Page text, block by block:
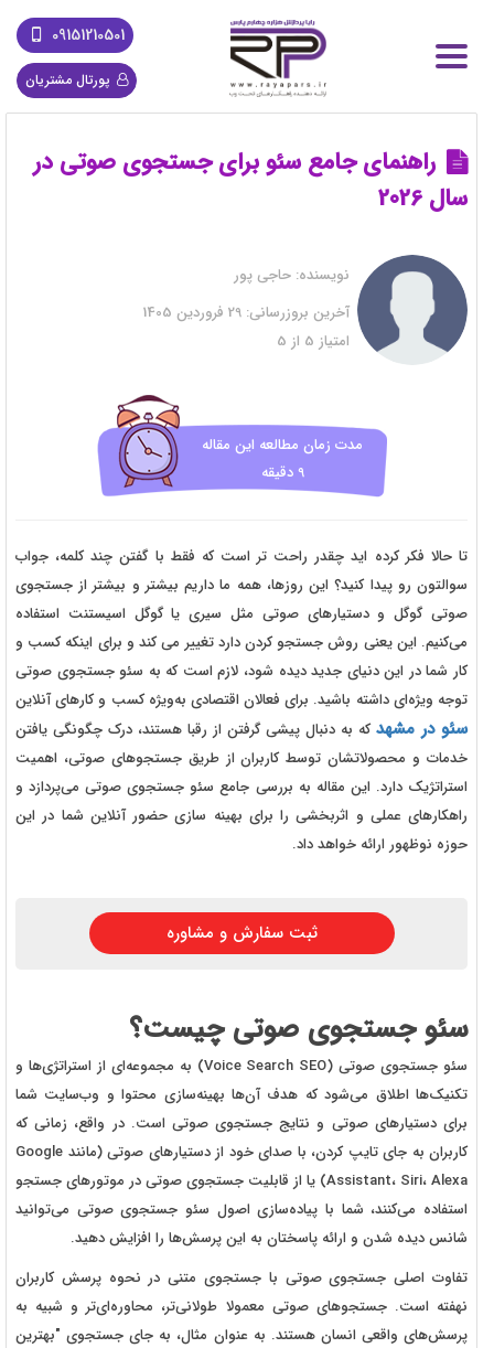
09151210501
پورتال مشتریان
راهنمای جامع سئو برای جستجوی صوتی در
سال 2026
نویسنده: حاجی پور
آخرین بروزرسانی:
امتیاز 5 از 5
مدت زمان مطالعه این مقاله
9 دقیقه
تا حالا فکر کرده اید چقدر راحت‌ تر است که فقط با گفتن چند کلمه، جواب
سوالتون رو پیدا کنید؟ این روزها، همه ما داریم بیشتر و بیشتر از جستجوی
صوتی گوگل و دستیارهای صوتی مثل سیری یا گوگل اسیستنت استفاده
می‌کنیم. این یعنی روش جستجو کردن دارد تغییر می کند و برای اینکه کسب‌ و
کار شما در این دنیای جدید دیده شود، لازم است که به سئو جستجوی صوتی
توجه ویژه‌ای داشته باشید. برای فعالان اقتصادی به‌ویژه کسب و کارهای آنلاین
سئو در مشهدکه به دنبال پیشی گرفتن از رقبا هستند، درک چگونگی یافتن
خدمات و محصولاتشان توسط کاربران از طریق جستجوهای صوتی، اهمیت
استراتژیک دارد. این مقاله به بررسی جامع سئو جستجوی صوتی می‌پردازد و
راهکارهای عملی و اثربخشی را برای بهینه‌ سازی حضور آنلاین شما در این
حوزه نوظهور ارائه خواهد داد.
ثبت سفارش و مشاوره
سئو جستجوی صوتی چیست؟
سئو جستجوی صوتی (Voice Search SEO) به مجموعه‌ای از استراتژی‌ها و
تکنیک‌ها اطلاق می‌شود که هدف آن‌ها بهینه‌سازی محتوا و وب‌سایت شما
برای دستیارهای صوتی و نتایج جستجوی صوتی است. در واقع، زمانی که
کاربران به جای تایپ کردن، با صدای خود از دستیارهای صوتی (مانند Google
Assistant، Siri، Alexa) یا از قابلیت جستجوی صوتی در موتورهای جستجو
استفاده می‌کنند، شما با پیاده‌سازی اصول سئو جستجوی صوتی می‌توانید
شانس دیده شدن و ارائه پاسختان به این پرسش‌ها را افزایش دهید.
تفاوت اصلی جستجوی صوتی با جستجوی متنی در نحوه پرسش کاربران
نهفته است. جستجوهای صوتی معمولا طولانی‌تر، محاوره‌ای‌تر و شبیه به
پرسش‌های واقعی انسان هستند. به عنوان مثال، به جای جستجوی "بهترین